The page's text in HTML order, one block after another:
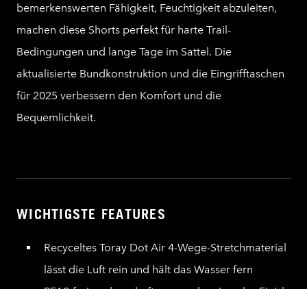
bemerkenswerten Fähigkeit, Feuchtigkeit abzuleiten,
machen diese Shorts perfekt für harte Trail-
Bedingungen und lange Tage im Sattel. Die
aktualisierte Bundkonstruktion und die Eingrifftaschen
für 2025 verbessern den Komfort und die
Bequemlichkeit.
WICHTIGSTE FEATURES
Recyceltes Toray Dot Air 4-Wege-Stretchmaterial
lässt die Luft rein und hält das Wasser fern